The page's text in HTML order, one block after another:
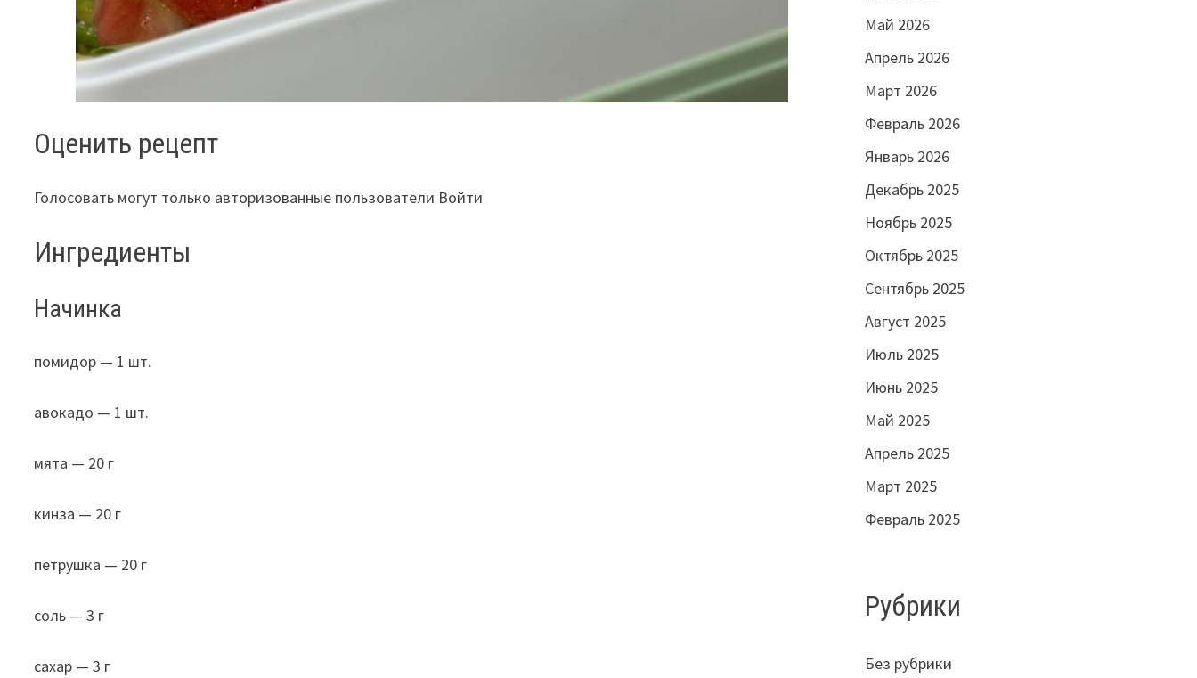
Оценить рецепт
Голосовать могут только авторизованные пользователи Войти
Ингредиенты
Начинка
помидор — 1 шт.
авокадо — 1 шт.
мята — 20 г
кинза — 20 г
петрушка — 20 г
соль — 3 г
сахар — 3 г
Май 2026
Апрель 2026
Март 2026
Февраль 2026
Январь 2026
Декабрь 2025
Ноябрь 2025
Октябрь 2025
Сентябрь 2025
Август 2025
Июль 2025
Июнь 2025
Май 2025
Апрель 2025
Март 2025
Февраль 2025
Рубрики
Без рубрики